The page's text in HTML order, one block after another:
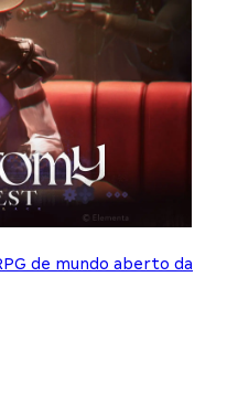
de mundo aberto da